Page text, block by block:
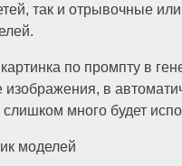
так и отрывочные
по промпту в
в
много будет
моделей